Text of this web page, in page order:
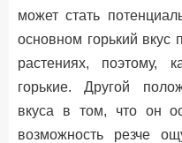
может стать
основном горький вкус
растениях, поэтому,
горькие. Другой
вкуса в том, что он
возможность резче